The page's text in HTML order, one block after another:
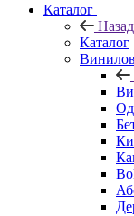
Каталог
Назад
Каталог